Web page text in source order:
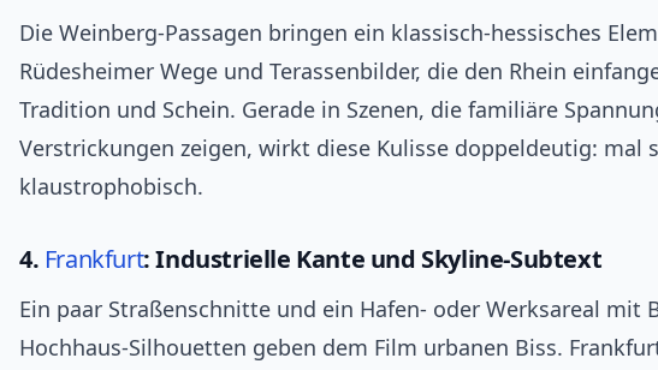
Die Weinberg-Passagen bringen ein klassisch-hessisches
Rüdesheimer Wege und Terassenbilder, die den Rhein
Tradition und Schein. Gerade in Szenen, die familiäre
Verstrickungen zeigen, wirkt diese Kulisse doppeldeutig: mal
klaustrophobisch.
4. Frankfurt: Industrielle Kante und Skyline-Subtext
Ein paar Straßenschnitte und ein Hafen- oder Werksareal mit
Hochhaus-Silhouetten geben dem Film urbanen Biss.